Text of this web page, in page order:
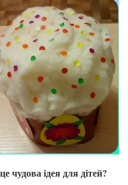
чудова ідея для дітей?